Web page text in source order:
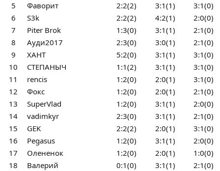
5
Фаворит 2:2(2) 3:1(1)
3:1(0)
6
S3k 2:2(2) 4:2(1)
2:0(0)
7
Piter Brok 1:3(0) 3:1(1)
2:1(0)
8
Ауди2017 2:3(0) 3:0(1)
2:1(0)
9
ХАНТ 5:2(0) 3:1(1)
3:1(0)
10
СТЕПАНЫЧ 1:1(2) 3:1(1)
3:1(0)
11
rencis 1:2(0) 2:0(1)
3:1(0)
12
Фокс 1:2(0) 2:0(1)
2:1(0)
13
SuperVlad 1:2(0) 3:1(1)
2:0(0)
14
vadimkyr 2:3(0) 3:1(1)
2:1(0)
15
GEK 2:2(2) 2:0(1)
3:1(0)
16
Pegasus 1:2(0) 3:1(1)
2:0(0)
17
Олененок 1:2(0) 2:0(1)
1:0(0)
18
Валерий 0:1(0) 3:1(1) 2:1(0)